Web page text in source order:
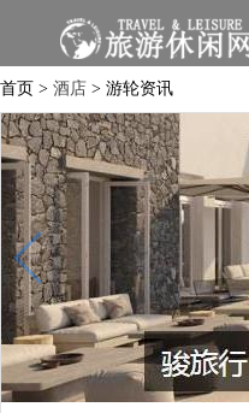
首页 > 酒店 > 游轮资讯